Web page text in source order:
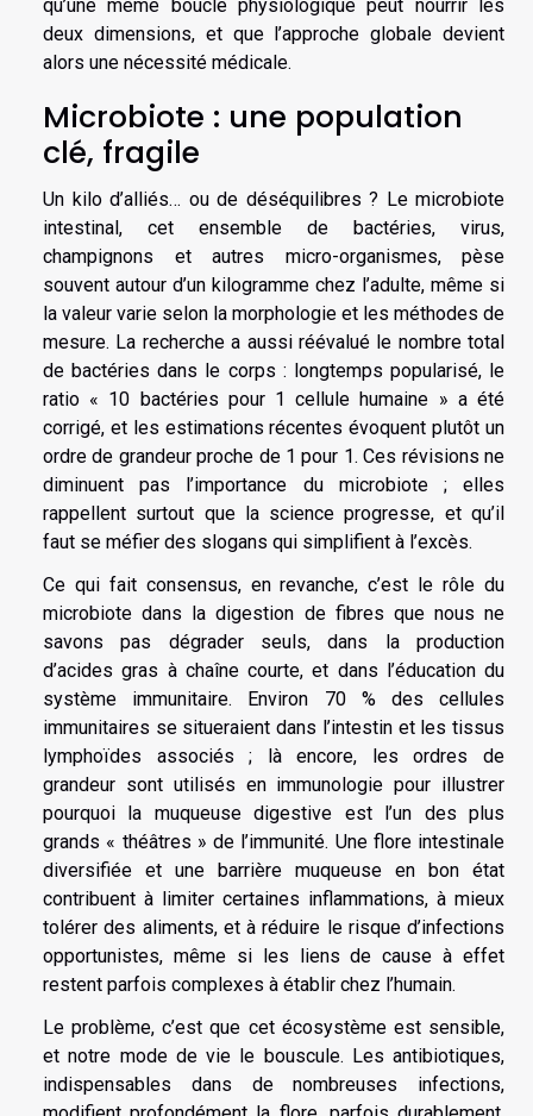
qu’une même boucle physiologique peut nourrir les
deux dimensions, et que l’approche globale devient
alors une nécessité médicale.
Microbiote : une population
clé, fragile
Un kilo d’alliés… ou de déséquilibres ? Le microbiote
intestinal, cet ensemble de bactéries, virus,
champignons et autres micro-organismes, pèse
souvent autour d’un kilogramme chez l’adulte, même si
la valeur varie selon la morphologie et les méthodes de
mesure. La recherche a aussi réévalué le nombre total
de bactéries dans le corps : longtemps popularisé, le
ratio « 10 bactéries pour 1 cellule humaine » a été
corrigé, et les estimations récentes évoquent plutôt un
ordre de grandeur proche de 1 pour 1. Ces révisions ne
diminuent pas l’importance du microbiote ; elles
rappellent surtout que la science progresse, et qu’il
faut se méfier des slogans qui simplifient à l’excès.
Ce qui fait consensus, en revanche, c’est le rôle du
microbiote dans la digestion de fibres que nous ne
savons pas dégrader seuls, dans la production
d’acides gras à chaîne courte, et dans l’éducation du
système immunitaire. Environ 70 % des cellules
immunitaires se situeraient dans l’intestin et les tissus
lymphoïdes associés ; là encore, les ordres de
grandeur sont utilisés en immunologie pour illustrer
pourquoi la muqueuse digestive est l’un des plus
grands « théâtres » de l’immunité. Une flore intestinale
diversifiée et une barrière muqueuse en bon état
contribuent à limiter certaines inflammations, à mieux
tolérer des aliments, et à réduire le risque d’infections
opportunistes, même si les liens de cause à effet
restent parfois complexes à établir chez l’humain.
Le problème, c’est que cet écosystème est sensible,
et notre mode de vie le bouscule. Les antibiotiques,
indispensables dans de nombreuses infections,